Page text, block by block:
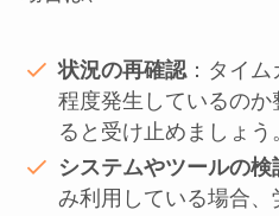
状況の再確認 ：タイ
程度発生しているの
ると受け止めましょう
システムやツールの検
み利用している場合